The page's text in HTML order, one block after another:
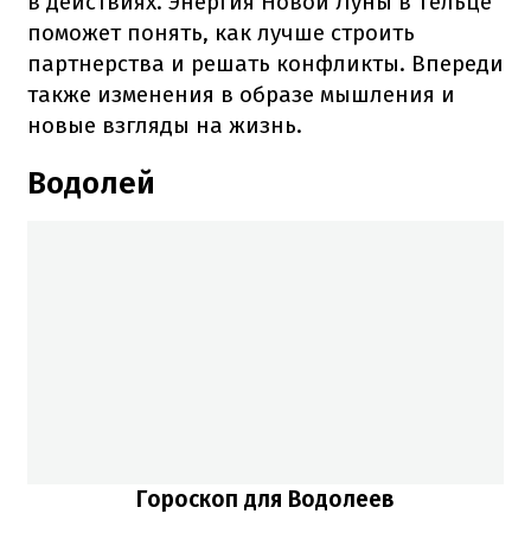
поможет понять, как лучше строить
партнерства и решать конфликты. Впереди
также изменения в образе мышления и
новые взгляды на жизнь.
Водолей
Гороскоп для Водолеев